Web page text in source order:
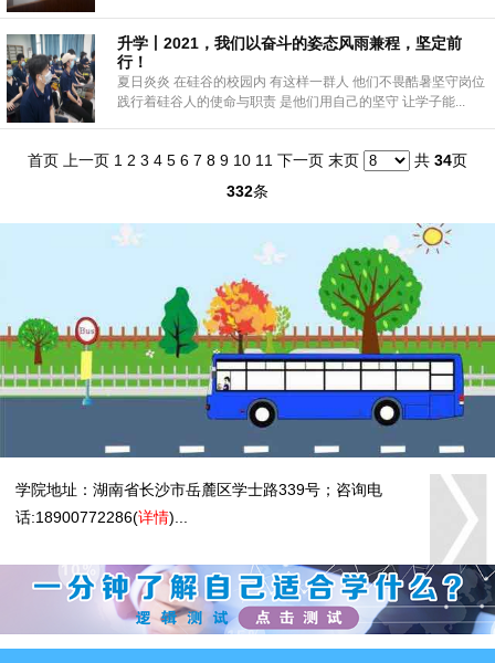
升学丨2021，我们以奋斗的姿态风雨兼程，坚定前
行！
夏日炎炎 在硅谷的校园内 有这样一群人 他们不畏酷暑坚守岗位
践行着硅谷人的使命与职责 是他们用自己的坚守 让学子能...
首页 上一页 1 2 3 4 5 6 7 8 9 10 11 下一页 末页 共 34页
332条
学院地址：湖南省长沙市岳麓区学士路339号；咨询电
话:18900772286(详情)...